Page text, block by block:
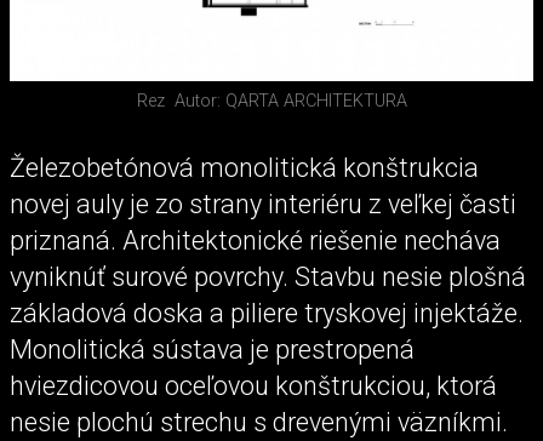
Rez Autor: QARTA ARCHITEKTURA
Železobetónová monolitická konštrukcia
novej auly je zo strany interiéru z veľkej časti
priznaná. Architektonické riešenie necháva
vyniknúť surové povrchy. Stavbu nesie plošná
základová doska a piliere tryskovej injektáže.
Monolitická sústava je prestropená
hviezdicovou oceľovou konštrukciou, ktorá
nesie plochú strechu s drevenými väzníkmi.